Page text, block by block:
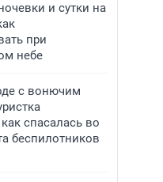
и сутки на
при
небе
с вонючим
спасалась во
беспилотников